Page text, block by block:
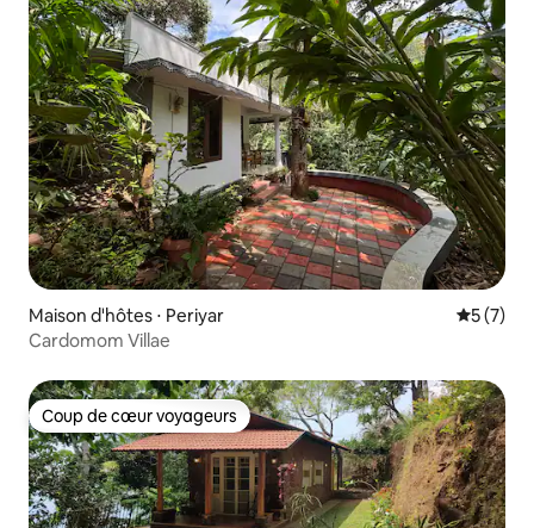
Maison d'hôtes ⋅ Periyar
5 (7)
Cardomom Villae
Coup de cœur voyageurs
Coup de cœur voyageurs